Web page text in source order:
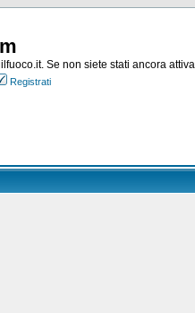
Se non siete stati ancora
Registrati